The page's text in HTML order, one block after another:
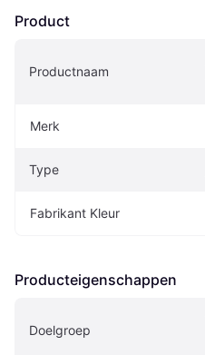
Product
Productnaam
Merk
Type
Fabrikant Kleur
Producteigenschappen
Doelgroep